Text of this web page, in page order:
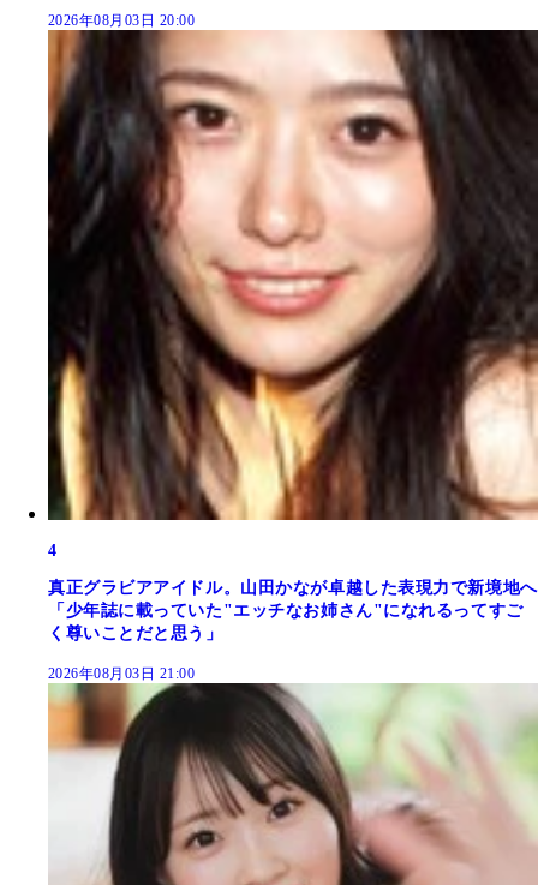
2026年08月03日 20:00
4
真正グラビアアイドル。山田かなが卓越した表現力で新境地へ
「少年誌に載っていた"エッチなお姉さん"になれるってすご
く尊いことだと思う」
2026年08月03日 21:00